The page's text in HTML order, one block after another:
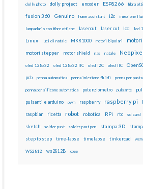
dolly photo dolly project encoder ESP8266 fibra
fusion 360 Genuino home assistant i2c iniezione
lampadario con fibre ottiche lasercut laser cut lcd lcd
Linux luci di natale MKR1000 motori bipolari motori
motori stepper motor shield nas natale Neopixel
oled 128x32 oled 128x32 IIC oled i2C oled IIC
pcb penna automatica penna iniezione fluidi penna per
penna per silicone automatica potenziometro pulsante
pulsanti e arduino pwm raspberry raspberry pi
raspbian ricetta robot robotica RPi rtc sd card
sketch solder past solder past pen stampa 3D
step to step time-lapse timelapse tinkercad
WS2812 ws2812B xbee